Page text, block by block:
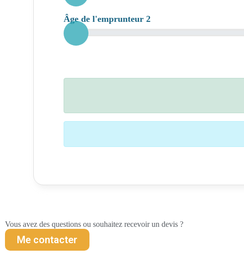
Âge de l'emprunteur 2
Vous avez des questions ou souhaitez recevoir un devis ?
Me contacter